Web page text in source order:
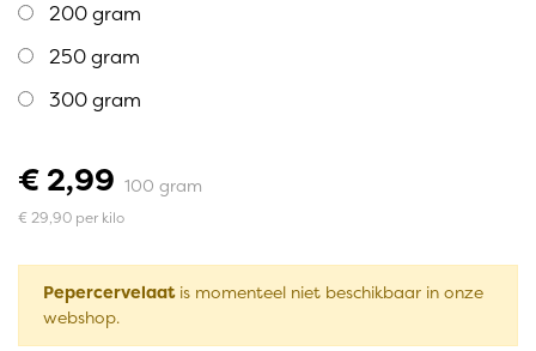
200 gram
250 gram
300 gram
€ 2,99 100 gram
€ 29,90 per kilo
Pepercervelaatis momenteel niet beschikbaar in onze
webshop.